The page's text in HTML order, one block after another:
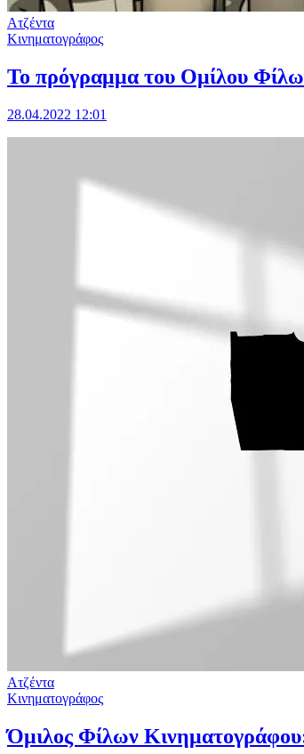
Ατζέντα
Κινηματογράφος
Το πρόγραμμα του Ομίλου
28.04.2022 12:01
Ατζέντα
Κινηματογράφος
Όμιλος Φίλων